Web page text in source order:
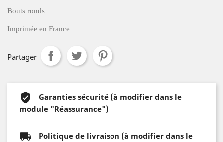
Bouts ronds
Imprimée en France
Partager
Garanties sécurité (à modifier dans le
module "Réassurance")
Politique de livraison (à modifier dans le